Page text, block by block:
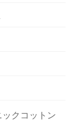
クコットン